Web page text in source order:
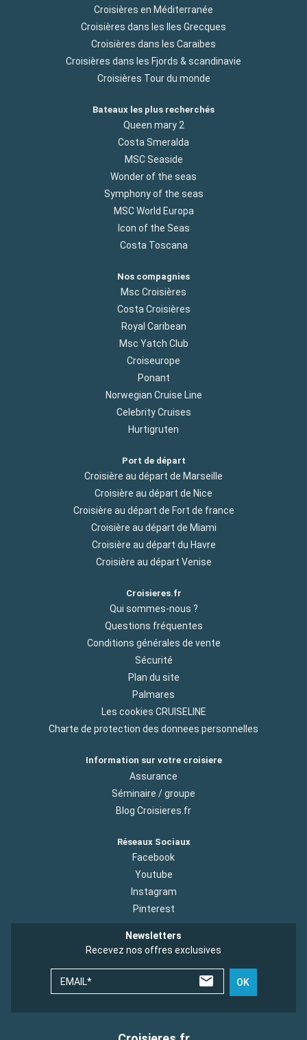
Croisières en Méditerranée
Croisières dans les Iles Grecques
Croisières dans les Caraibes
Croisières dans les Fjords & scandinavie
Croisières Tour du monde
Bateaux les plus recherchés
Queen mary 2
Costa Smeralda
MSC Seaside
Wonder of the seas
Symphony of the seas
MSC World Europa
Icon of the Seas
Costa Toscana
Nos compagnies
Msc Croisières
Costa Croisières
Royal Caribean
Msc Yatch Club
Croiseurope
Ponant
Norwegian Cruise Line
Celebrity Cruises
Hurtigruten
Port de départ
Croisière au départ de Marseille
Croisière au départ de Nice
Croisière au départ de Fort de france
Croisière au départ de Miami
Croisière au départ du Havre
Croisière au départ Venise
Croisieres.fr
Qui sommes-nous ?
Questions fréquentes
Conditions générales de vente
Sécurité
Plan du site
Palmares
Les cookies CRUISELINE
Charte de protection des donnees personnelles
Information sur votre croisiere
Assurance
Séminaire / groupe
Blog Croisieres.fr
Réseaux Sociaux
Facebook
Youtube
Instagram
Pinterest
Newsletters
Recevez nos offres exclusives
EMAIL* OK